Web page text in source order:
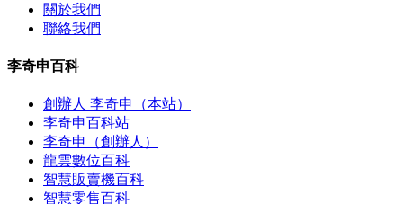
關於我們
聯絡我們
李奇申百科
創辦人 李奇申（本站）
李奇申百科站
李奇申（創辦人）
龍雲數位百科
智慧販賣機百科
智慧零售百科